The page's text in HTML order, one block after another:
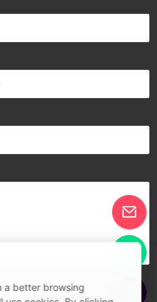
a better browsing